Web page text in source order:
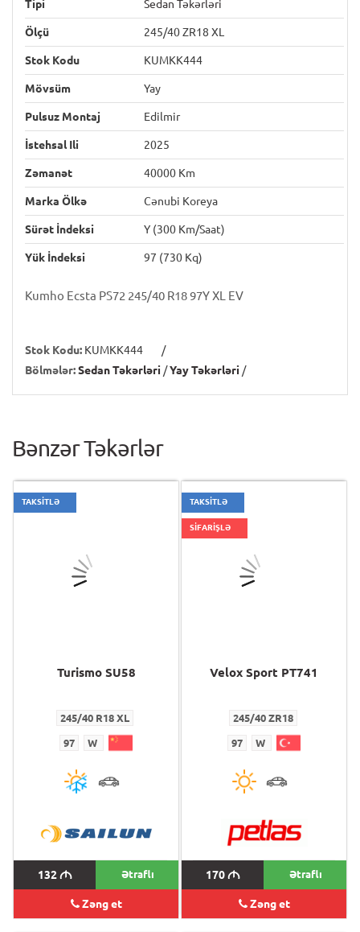
Tipi Sedan Təkərləri
Ölçü 245/40 ZR18 XL
Stok Kodu KUMKK444
Mövsüm Yay
Pulsuz Montaj Edilmir
İstehsal Ili 2025
Zəmanət 40000 Km
Marka Ölkə Cənubi Koreya
Sürət İndeksi Y (300 Km/saat)
Yük İndeksi 97 (730 Kq)
Kumho Ecsta PS72 245/40 R18 97Y XL EV
Stok Kodu: KUMKK444
/
Bölmələr:Sedan Təkərləri /Yay Təkərləri /
Bənzər Təkərlər
TAKSİTLƏ
Turismo SU58
245/40 R18 XL
97 W
132M Ətraflı
Zəng et
TAKSİTLƏ
SİFARİŞLƏ
Velox Sport PT741
245/40 ZR18
97 W
170M Ətraflı
Zəng et